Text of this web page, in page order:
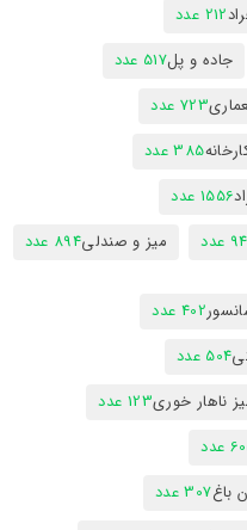
212 عدد
جاده و پل517 عدد
723 عدد
385 عدد
1556 عدد
94 عدد میز و صندلی894 عدد
402 عدد
504 عدد
ناهار خوری123 عدد
عدد
باغ307 عدد